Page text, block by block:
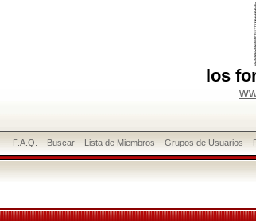
los
F.A.Q. Buscar Lista de Miembros Grupos de Usuarios